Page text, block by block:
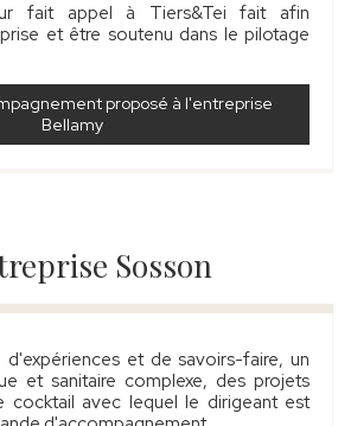
fait appel à Tiers&Tei fait afin
et être soutenu dans le pilotage
proposé à l'entreprise
Bellamy
Sosson
d'expériences et de savoirs-faire, un
et sanitaire complexe, des projets
cocktail avec lequel le dirigeant est